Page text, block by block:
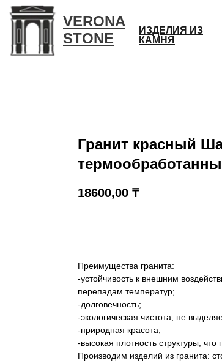
VERONA
STONE
ИЗДЕЛИЯ ИЗ
КАМНЯ
Гранит красный
18600,00 ₸
Преимущества гранита:
-устойчивость к внешним
перепадам температур;
-долговечность;
-экологическая чистота, не
-природная красота;
-высокая плотность структуры,
Производим изделий из гранита: